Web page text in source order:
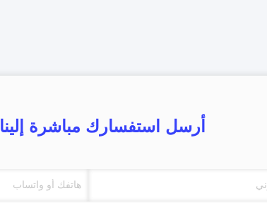
أرسل استفسارك مباشرة إلينا